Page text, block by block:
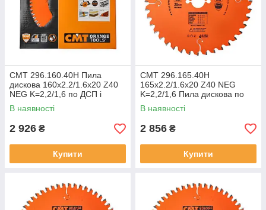
СМТ 296.160.40H Пила
дискова 160х2.2/1.6х20 Z40
NEG K=2,2/1,6 по ДСП і
алюмінію
В наявності
2 926 ₴
Купити
СМТ 296.165.40H
165х2.2/1.6х20 Z40 NEG
K=2,2/1,6 Пила дискова по
ДСП і алюмінію
В наявності
2 856 ₴
Купити